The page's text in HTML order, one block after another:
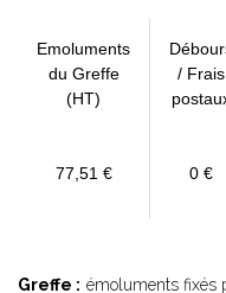
Emoluments
du Greffe
(HT)
/ Frais
77,51 € 0 €
Greffe : émoluments fixés